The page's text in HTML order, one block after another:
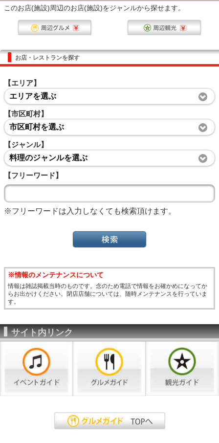
このお店(施設)周辺のお店(施設)をジャンルから探せます。
お店・レストランを探す
【エリア】
エリアを選ぶ
【市区町村】
市区町村を選ぶ
【ジャンル】
料理のジャンルを選ぶ
【フリーワード】
※フリーワードは入力しなくても検索頂けます。
※情報のメンテナンスについて
情報は雑誌掲載当時のものです。念のため電話で情報をお確かめになってか
らお出かけください。閉店店舗については、随時メンテナンスを行っていま
す。
サイト内リンク